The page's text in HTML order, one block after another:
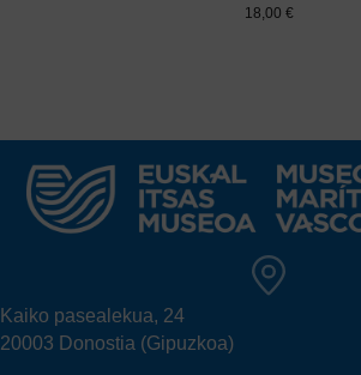
18,00 €
Kaiko pasealekua, 24
20003 Donostia (Gipuzkoa)